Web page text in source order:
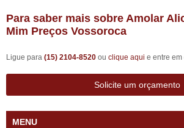
Para saber mais sobre Amolar
Mim Preços Vossoroca
Ligue para (15) 2104-8520 ou clique aqui e entre
Solicite um orçamento
MENU